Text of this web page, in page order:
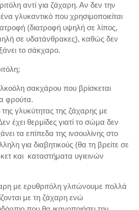
αντί για ζάχαρη. Αν δεν την
γλυκαντικό που χρησιμοποιείται
(διατροφή υψηλή σε λίπος,
σε υδατάνθρακες), καθώς δεν
το σάκχαρο.
σακχάρου που βρίσκεται
φρούτα.
γλυκύτητας της ζάχαρης με
έχει θερμίδες γιατί το σώμα δεν
τα επίπεδα της ινσουλίνης στο
για διαβητικούς (θα τη βρείτε σε
και καταστήματα υγιεινών
με ερυθριτόλη γλιτώνουμε πολλά
με τη ζάχαρη ενώ